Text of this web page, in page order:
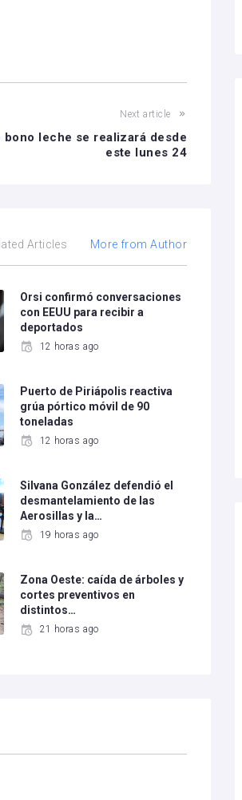
Next article
bono leche se realizará desde
este lunes 24
Articles More from Author
Orsi confirmó conversaciones
con EEUU para recibir a
deportados
12 horas ago
Puerto de Piriápolis reactiva
grúa pórtico móvil de 90
toneladas
12 horas ago
Silvana González defendió el
desmantelamiento de las
Aerosillas y la…
19 horas ago
Zona Oeste: caída de árboles y
cortes preventivos en
distintos…
21 horas ago